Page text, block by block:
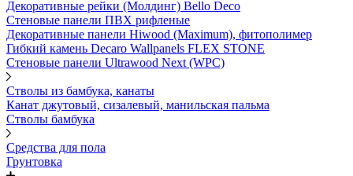
Декоративные рейки (Молдинг) Bello Deco
Стеновые панели ПВХ рифленые
Декоративные панели Hiwood (Maximum), фитополимер
Гибкий камень Decaro Wallpanels FLEX STONE
Стеновые панели Ultrawood Next (WPC)
Стволы из бамбука, канаты
Канат джутовый, сизалевый, манильская пальма
Стволы бамбука
Средства для пола
Грунтовка